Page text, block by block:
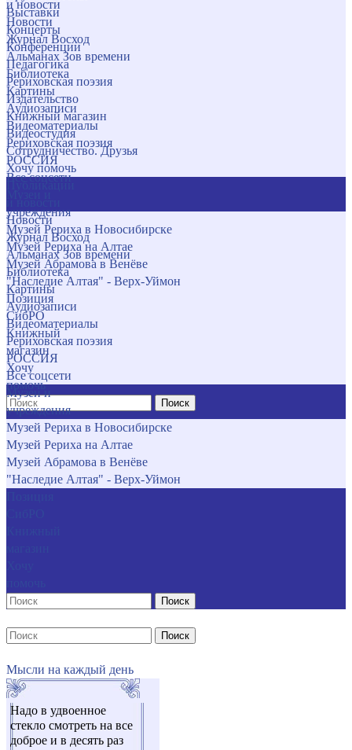
и новости
Новости
Журнал Восход
Альманах Зов времени
Библиотека
Картины
Аудиозаписи
Видеоматериалы
Рериховская поэзия
РОССИЯ
Все соцсети
учреждения
Музей Рериха в Новосибирске
Музей Рериха на Алтае
Музей Абрамова в Венёве
"Наследие Алтая" - Верх-Уймон
Позиция
СибРО
Книжный
магазин
Хочу
помочь
Поиск
Выставки
Концерты
Конференции
Педагогика
Рериховская поэзия
Издательство
Книжный магазин
Видеостудия
Сотрудничество. Друзья
Хочу помочь
Новости
Журнал Восход
Альманах Зов времени
Библиотека
Картины
Аудиозаписи
Видеоматериалы
Рериховская поэзия
РОССИЯ
Все соцсети
Музеи и
учреждения
Музей Рериха в Новосибирске
Музей Рериха на Алтае
Музей Абрамова в Венёве
"Наследие Алтая" - Верх-Уймон
Поиск
Поиск
Мысли на каждый день
Надо в удвоенное
стекло смотреть на все
доброе и в десять раз